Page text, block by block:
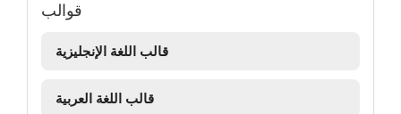
قوالب
قوالب
قالب اللغة الإنجليزية
قالب اللغة العربية